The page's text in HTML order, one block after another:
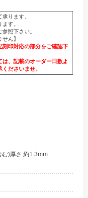
ります。
す。
照下さい。
ん】
印対応の部分をご確認下
、記載のオーダー日数よ
ださいませ。
)厚さ:約1.3mm